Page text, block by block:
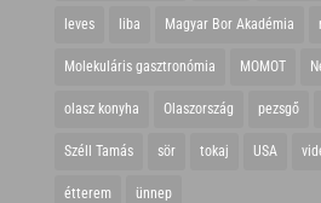
leves liba Magyar Bor Akadémia
Molekuláris gasztronómia MOMOT
olasz konyha Olaszország pezsgő
Széll Tamás sör tokaj USA
étterem ünnep